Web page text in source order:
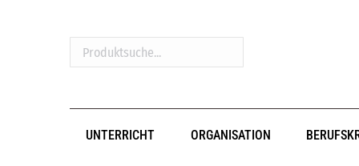
Produktsuche...
UNTERRICHT ORGANISATION